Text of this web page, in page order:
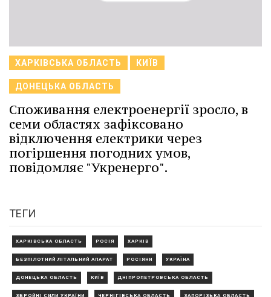
ХАРКІВСЬКА ОБЛАСТЬ КИЇВ
ДОНЕЦЬКА ОБЛАСТЬ
Споживання електроенергії зросло, в
семи областях зафіксовано
відключення електрики через
погіршення погодних умов,
повідомляє "Укренерго".
ТЕГИ
ХАРКІВСЬКА ОБЛАСТЬ РОСІЯ ХАРКІВ
БЕЗПІЛОТНИЙ ЛІТАЛЬНИЙ АПАРАТ РОСІЯНИ УКРАЇНА
ДОНЕЦЬКА ОБЛАСТЬ КИЇВ ДНІПРОПЕТРОВСЬКА ОБЛАСТЬ
ЗБРОЙНІ СИЛИ УКРАЇНИ ЧЕРНІГІВСЬКА ОБЛАСТЬ ЗАПОРІЗЬКА ОБЛАСТЬ